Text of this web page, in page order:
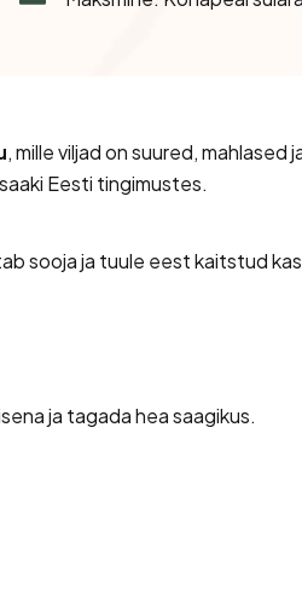
, mille viljad on suured, mahlased
Eesti tingimustes.
sooja ja tuule eest kaitstud
ja tagada hea saagikus.